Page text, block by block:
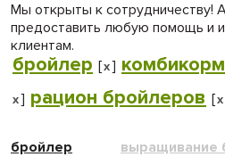
Мы открыты к сотрудничеству!
предоставить любую помощь и
клиентам.
бройлер [x]
x] рацион бройлеров [x
бройлер
выращивание